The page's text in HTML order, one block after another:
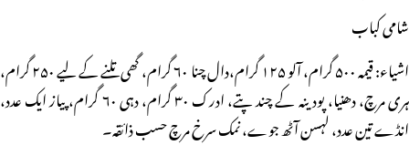
شامی کباب
اشیاء: قیمہ ۵۰۰ گرام، آلو ۱۲۵ گرام،دال چنا ۶۰ گرام، گھی تلنے کے لیے ۲۵۰ گرام،
ہری مرچ، دھنیا، پودینہ کے چند پتے، ادرک ۳۰ گرام، دہی ۶۰ گرام، پیاز ایک عدد،
انڈے تین عدد، لہسن آٹھ جوے، نمک سرخ مرچ حسب ذائقہ۔